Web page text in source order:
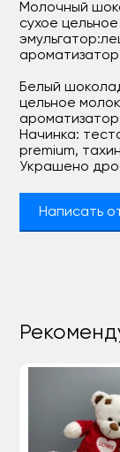
Молочный
сухое
Белый
цельное
Начинка:
premium,
Украшено
Написать